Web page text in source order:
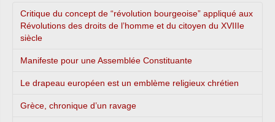
Critique du concept de “révolution bourgeoise” appliqué aux
Révolutions des droits de l’homme et du citoyen du XVIIIe
siècle
Manifeste pour une Assemblée Constituante
Le drapeau européen est un emblème religieux chrétien
Grèce, chronique d’un ravage